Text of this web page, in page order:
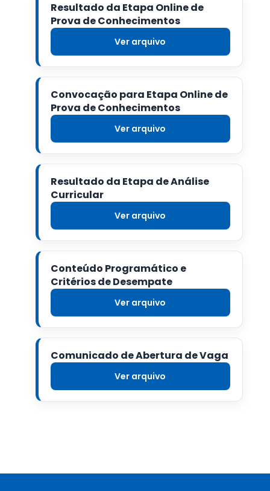
Resultado da Etapa Online de
Prova de Conhecimentos
Ver arquivo
Convocação para Etapa Online de
Prova de Conhecimentos
Ver arquivo
Resultado da Etapa de Análise
Curricular
Ver arquivo
Conteúdo Programático e
Critérios de Desempate
Ver arquivo
Comunicado de Abertura de Vaga
Ver arquivo